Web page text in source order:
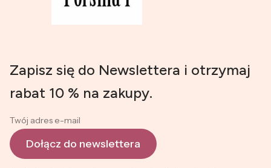
Zapisz się do Newslettera i otrzymaj
rabat 10 % na zakupy.
Twój adres e-mail
Dołącz do newslettera